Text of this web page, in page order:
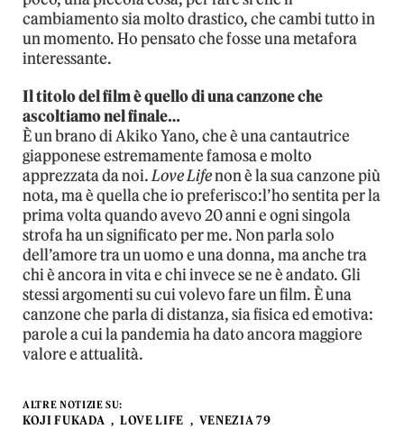
cambiamento sia molto drastico, che cambi tutto in
un momento. Ho pensato che fosse una metafora
interessante.
Il titolo del film è quello di una canzone che
ascoltiamo nel finale…
È un brano di Akiko Yano, che è una cantautrice
giapponese estremamente famosa e molto
apprezzata da noi.Love Lifenon è la sua canzone più
nota, ma è quella che io preferisco:l’ho sentita per la
prima volta quando avevo 20 anni e ogni singola
strofa ha un significato per me. Non parla solo
dell’amore tra un uomo e una donna, ma anche tra
chi è ancora in vita e chi invece se ne è andato. Gli
stessi argomenti su cui volevo fare un film. È una
canzone che parla di distanza, sia fisica ed emotiva:
parole a cui la pandemia ha dato ancora maggiore
valore e attualità.
ALTRE NOTIZIE SU:
KOJI FUKADA LOVE LIFE VENEZIA 79